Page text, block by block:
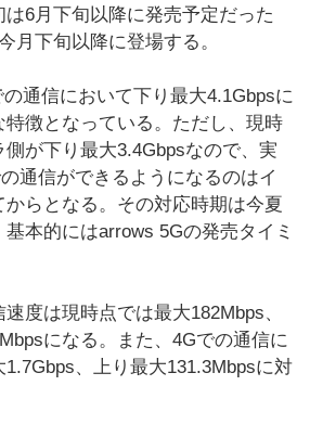
は6月下旬以降に発売予定だった
月下旬以降に登場する。
通信において下り最大4.1Gbpsに
徴となっている。ただし、現時
が下り最大3.4Gbpsなので、実
通信ができるようになるのはイ
からとなる。その対応時期は今夏
本的にはarrows 5Gの発売タイミ
度は現時点では最大182Mbps、
になる。また、4Gでの通信に
、上り最大131.3Mbpsに対